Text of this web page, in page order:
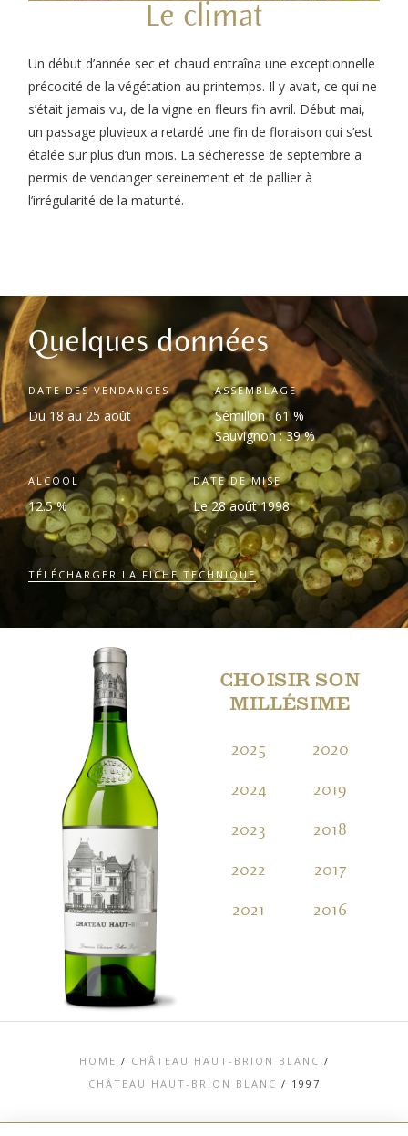
Le climat
Un début d’année sec et chaud entraîna une exceptionnelle
précocité de la végétation au printemps. Il y avait, ce qui ne
s’était jamais vu, de la vigne en fleurs fin avril. Début mai,
un passage pluvieux a retardé une fin de floraison qui s’est
étalée sur plus d’un mois. La sécheresse de septembre a
permis de vendanger sereinement et de pallier à
l’irrégularité de la maturité.
Quelques données
DATE DES VENDANGES
Du 18 au 25 août
ASSEMBLAGE
Sémillon : 61 %
Sauvignon : 39 %
ALCOOL
12.5 %
DATE DE MISE
Le 28 août 1998
TÉLÉCHARGER LA FICHE TECHNIQUE
CHOISIR SON
MILLÉSIME
2025
2024
2023
2022
2021
2020
2019
2018
2017
2016
HOME / CHÂTEAU HAUT-BRION BLANC /
CHÂTEAU HAUT-BRION BLANC / 1997